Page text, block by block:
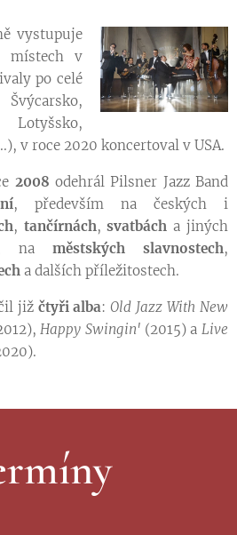
vystupuje
místech v
po celé
v roce 2020 koncertoval v USA.
2008odehrál Pilsner Jazz Band
, především na českých i
, tančírnách,svatbácha jiných
na městských slavnostech,
a dalších příležitostech.
již čtyři alba: Old Jazz With New
Happy Swingin'(2015) aLive